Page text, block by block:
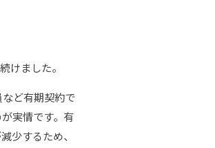
けました。
ど有期契約で
実情です。有
少するため、